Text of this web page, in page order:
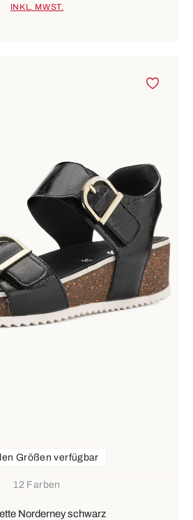
INKL. MWST.
12 Farben
Größen verfügbar
Norderney schwarz